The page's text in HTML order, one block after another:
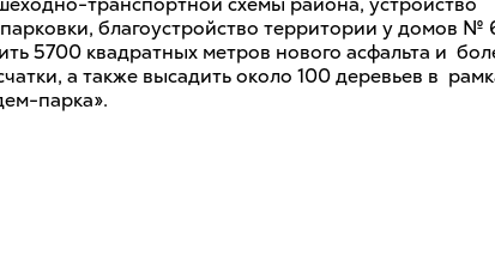
благоустройство территории у домов №
5700 квадратных метров нового асфальта и
а также высадить около 100 деревьев в
парка».